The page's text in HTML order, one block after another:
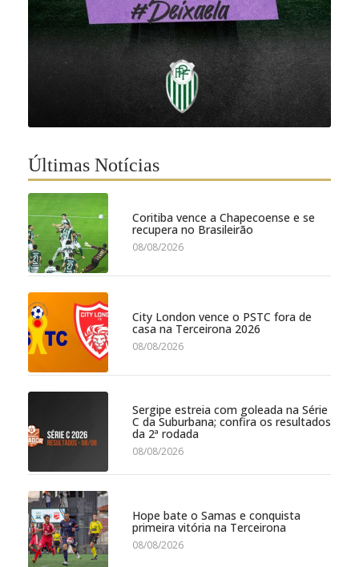
Últimas Notícias
Coritiba vence a Chapecoense e se
recupera no Brasileirão
08/08/2026
City London vence o PSTC fora de
casa na Terceirona 2026
08/08/2026
Sergipe estreia com goleada na Série
C da Suburbana; confira os resultados
da 2ª rodada
08/08/2026
Hope bate o Samas e conquista
primeira vitória na Terceirona
08/08/2026